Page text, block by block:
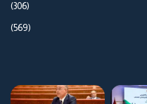
(306)
(569)